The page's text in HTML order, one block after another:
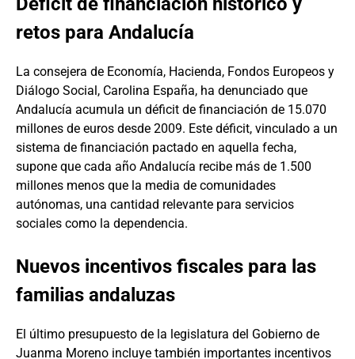
retos para Andalucía
La consejera de Economía, Hacienda, Fondos Europeos y
Diálogo Social, Carolina España, ha denunciado que
Andalucía acumula un déficit de financiación de 15.070
millones de euros desde 2009. Este déficit, vinculado a un
sistema de financiación pactado en aquella fecha,
supone que cada año Andalucía recibe más de 1.500
millones menos que la media de comunidades
autónomas, una cantidad relevante para servicios
sociales como la dependencia.
Nuevos incentivos fiscales para las
familias andaluzas
El último presupuesto de la legislatura del Gobierno de
Juanma Moreno incluye también importantes incentivos